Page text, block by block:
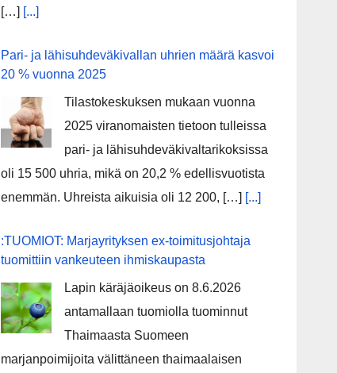
[…] [...]
Pari- ja lähisuhdeväkivallan uhrien määrä kasvoi
20 % vuonna 2025
Tilastokeskuksen mukaan vuonna
2025 viranomaisten tietoon tulleissa
pari- ja lähisuhdeväkivaltarikoksissa
oli 15 500 uhria, mikä on 20,2 % edellisvuotista
enemmän. Uhreista aikuisia oli 12 200, […] [...]
:TUOMIOT: Marjayrityksen ex-toimitusjohtaja
tuomittiin vankeuteen ihmiskaupasta
Lapin käräjäoikeus on 8.6.2026
antamallaan tuomiolla tuominnut
Thaimaasta Suomeen
marjanpoimijoita välittäneen thaimaalaisen